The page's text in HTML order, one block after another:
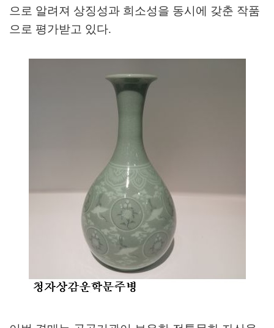
으로 알려져 상징성과 희소성을 동시에 갖춘 작품
으로 평가받고 있다.